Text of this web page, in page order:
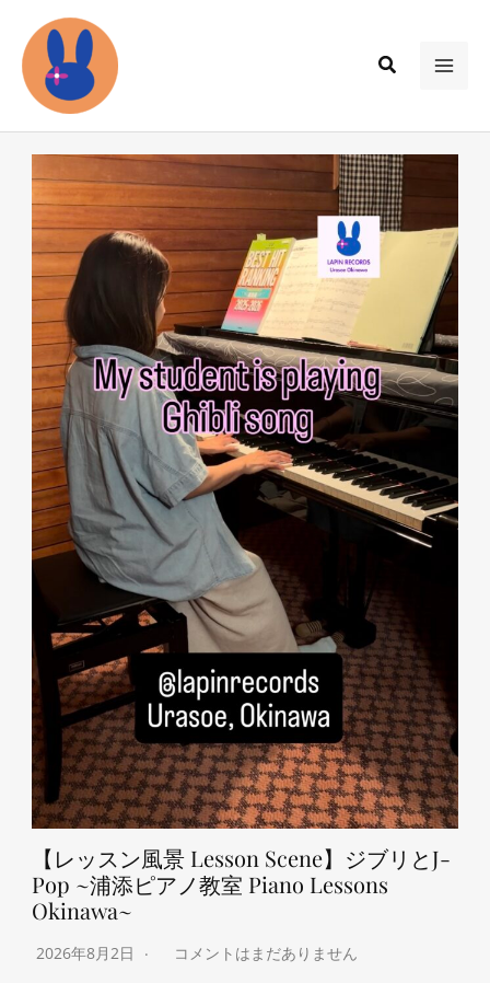
検
【レッスン風景 Lesson Scene】ジブリとJ-
Pop ~浦添ピアノ教室 Piano Lessons
Okinawa~
2026年8月2日 コメントはまだありません